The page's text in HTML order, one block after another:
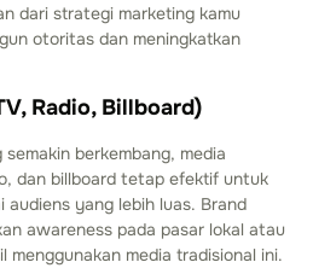
dari strategi marketing kamu
otoritas dan meningkatkan
Radio, Billboard)
berkembang, media
dan billboard tetap efektif untuk
audiens yang lebih luas. Brand
awareness pada pasar lokal atau
menggunakan media tradisional ini.